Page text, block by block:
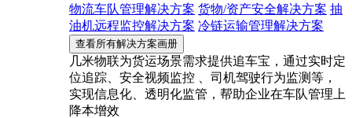
物流车队管理解决方案 货物/资产安全解决方案 抽
油机远程监控解决方案 冷链运输管理解决方案
查看所有解决方案画册
几米物联为货运场景需求提供追车宝，通过实时定
位追踪、安全视频监控 、司机驾驶行为监测等，
实现信息化、透明化监管，帮助企业在车队管理上
降本增效